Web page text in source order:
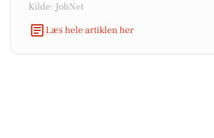
Kilde: JobNet
Læs hele artiklen her